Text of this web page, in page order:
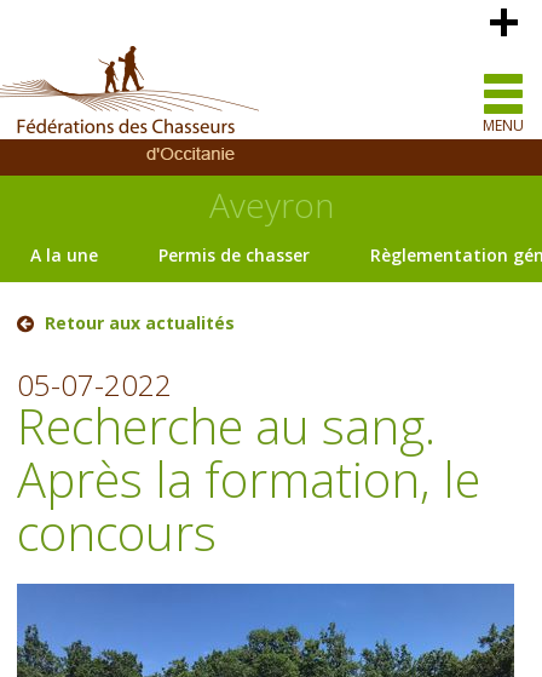
MENU
Aveyron
A la une Permis de chasser Règlementation
Retour aux actualités
05-07-2022
Recherche au sang.
Après la formation, le
concours